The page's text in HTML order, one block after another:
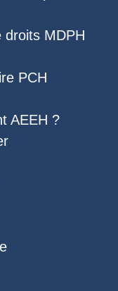
droits MDPH
PCH
AEEH ?